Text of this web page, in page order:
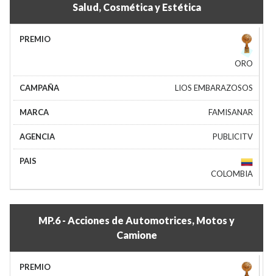
Salud, Cosmética y Estética
ORO
LIOS EMBARAZOSOS
FAMISANAR
PUBLICITV
COLOMBIA
MP.6 - Acciones de Automotrices, Motos y
Camione